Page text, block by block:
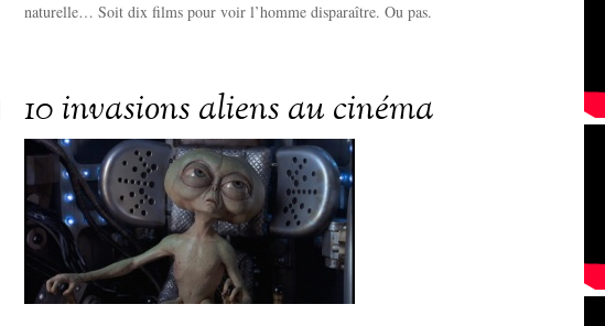
naturelle… Soit dix films pour voir l’homme disparaître. Ou pas.
10 invasions aliens au cinéma